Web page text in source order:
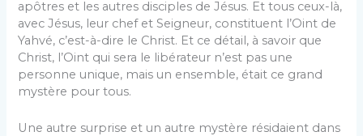
apôtres et les autres disciples de Jésus. Et tous ceux-là,
avec Jésus, leur chef et Seigneur, constituent l’Oint de
Yahvé, c’est-à-dire le Christ. Et ce détail, à savoir que
Christ, l’Oint qui sera le libérateur n’est pas une
personne unique, mais un ensemble, était ce grand
mystère pour tous.
Une autre surprise et un autre mystère résidaient dans